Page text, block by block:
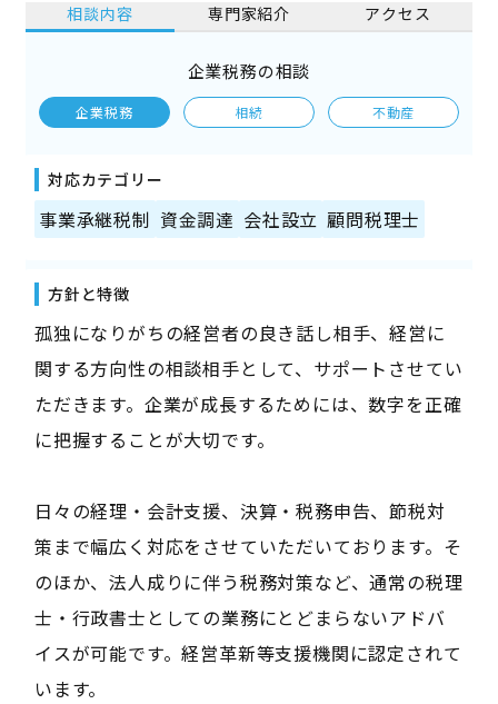
相談内容 専門家紹介 アクセス
企業税務の相談
企業税務 相続 不動産
対応カテゴリー
事業承継税制 資金調達 会社設立 顧問税理士
方針と特徴
孤独になりがちの経営者の良き話し相手、経営に
関する方向性の相談相手として、サポートさせてい
ただきます。企業が成長するためには、数字を正確
に把握することが大切です。
日々の経理・会計支援、決算・税務申告、節税対
策まで幅広く対応をさせていただいております。そ
のほか、法人成りに伴う税務対策など、通常の税理
士・行政書士としての業務にとどまらないアドバ
イスが可能です。経営革新等支援機関に認定されて
います。